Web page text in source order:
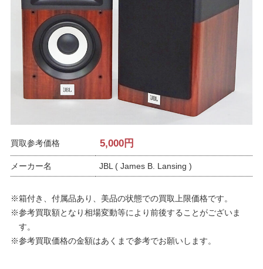
買取参考価格 5,000円
メーカー名 JBL ( James B. Lansing )
※箱付き、付属品あり、美品の状態での買取上限価格です。
※参考買取額となり相場変動等により前後することがございま
す。
※参考買取価格の金額はあくまで参考でお願いします。